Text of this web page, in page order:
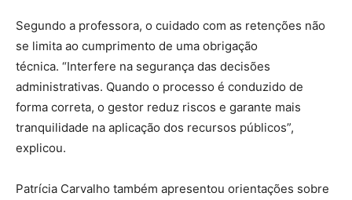
Segundo a professora, o cuidado com as retenções não
se limita ao cumprimento de uma obrigação
técnica. “Interfere na segurança das decisões
administrativas. Quando o processo é conduzido de
forma correta, o gestor reduz riscos e garante mais
tranquilidade na aplicação dos recursos públicos”,
explicou.
Patrícia Carvalho também apresentou orientações sobre